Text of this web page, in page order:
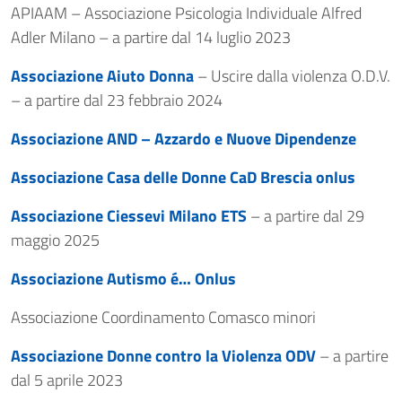
APIAAM – Associazione Psicologia Individuale Alfred
Adler Milano – a partire dal 14 luglio 2023
Associazione Aiuto Donna– Uscire dalla violenza O.D.V.
– a partire dal 23 febbraio 2024
Associazione AND – Azzardo e Nuove Dipendenze
Associazione Casa delle Donne CaD Brescia onlus
Associazione Ciessevi Milano ETS– a partire dal 29
maggio 2025
Associazione Autismo é… Onlus
Associazione Coordinamento Comasco minori
Associazione Donne contro la Violenza ODV– a partire
dal 5 aprile 2023